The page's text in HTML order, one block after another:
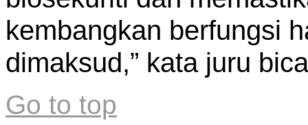
kembangkan berfungsi
dimaksud,” kata juru
Go to top